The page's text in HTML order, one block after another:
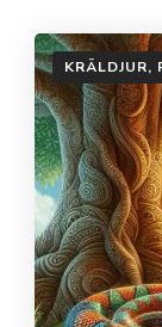
KRÄLDJUR,